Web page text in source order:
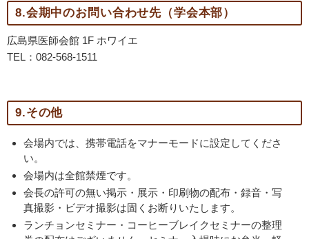
8.会期中のお問い合わせ先（学会本部）
広島県医師会館 1F ホワイエ
TEL：082-568-1511
9.その他
会場内では、携帯電話をマナーモードに設定してくださ
い。
会場内は全館禁煙です。
会長の許可の無い掲示・展示・印刷物の配布・録音・写
真撮影・ビデオ撮影は固くお断りいたします。
ランチョンセミナー・コーヒーブレイクセミナーの整理